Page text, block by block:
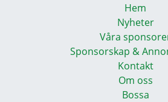
Hem
Nyheter
Våra
Sponsorskap &
Kontakt
Om oss
Bossa